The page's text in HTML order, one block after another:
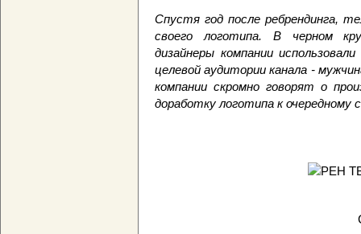
Спустя год после ребрендинга,
своего логотипа. В черном
дизайнеры компании
целевой аудитории канала -
компании скромно говорят о
доработку логотипа к очередному